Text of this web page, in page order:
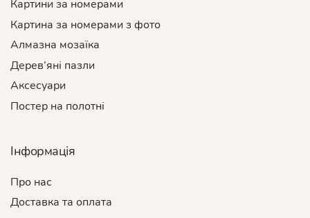
Картини за номерами
Картина за номерами з фото
Алмазна мозаїка
Дерев’яні пазли
Аксесуари
Постер на полотні
Інформація
Про нас
Доставка та оплата